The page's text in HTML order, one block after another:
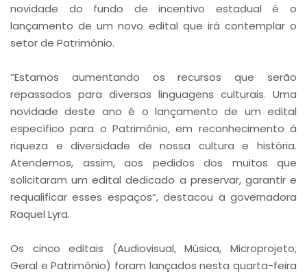
novidade do fundo de incentivo estadual é o
lançamento de um novo edital que irá contemplar o
setor de Patrimônio.
“Estamos aumentando os recursos que serão
repassados para diversas linguagens culturais. Uma
novidade deste ano é o lançamento de um edital
específico para o Patrimônio, em reconhecimento à
riqueza e diversidade de nossa cultura e história.
Atendemos, assim, aos pedidos dos muitos que
solicitaram um edital dedicado a preservar, garantir e
requalificar esses espaços”, destacou a governadora
Raquel Lyra.
Os cinco editais (Audiovisual, Música, Microprojeto,
Geral e Patrimônio) foram lançados nesta quarta-feira